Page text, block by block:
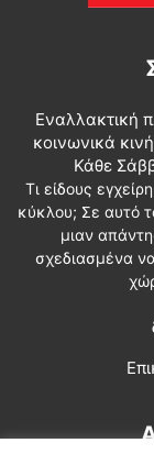
Εναλλακτική
κοινωνικά
Κάθε
Τι είδους
κύκλου; Σε αυτό
μιαν
σχεδιασμένα